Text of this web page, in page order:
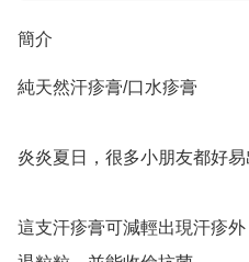
簡介
純天然汗疹膏/口水疹膏
炎炎夏日，很多小朋友都好易
這支汗疹膏可減輕出現汗疹